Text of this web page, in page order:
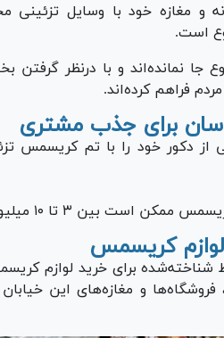
و مغازه خود با وسایل
است.
جا نمانده‌اند و با درنظر گرفتن
فراهم کرده‌اند.
برای جذب مشتری
از دکور خود را با تم کریسمس
تا ۱۰ میلیون هزینه داشته باشد.
کریسمس
شناخته‌شده برای خرید لوازم
و مغازه‌های این خیابان